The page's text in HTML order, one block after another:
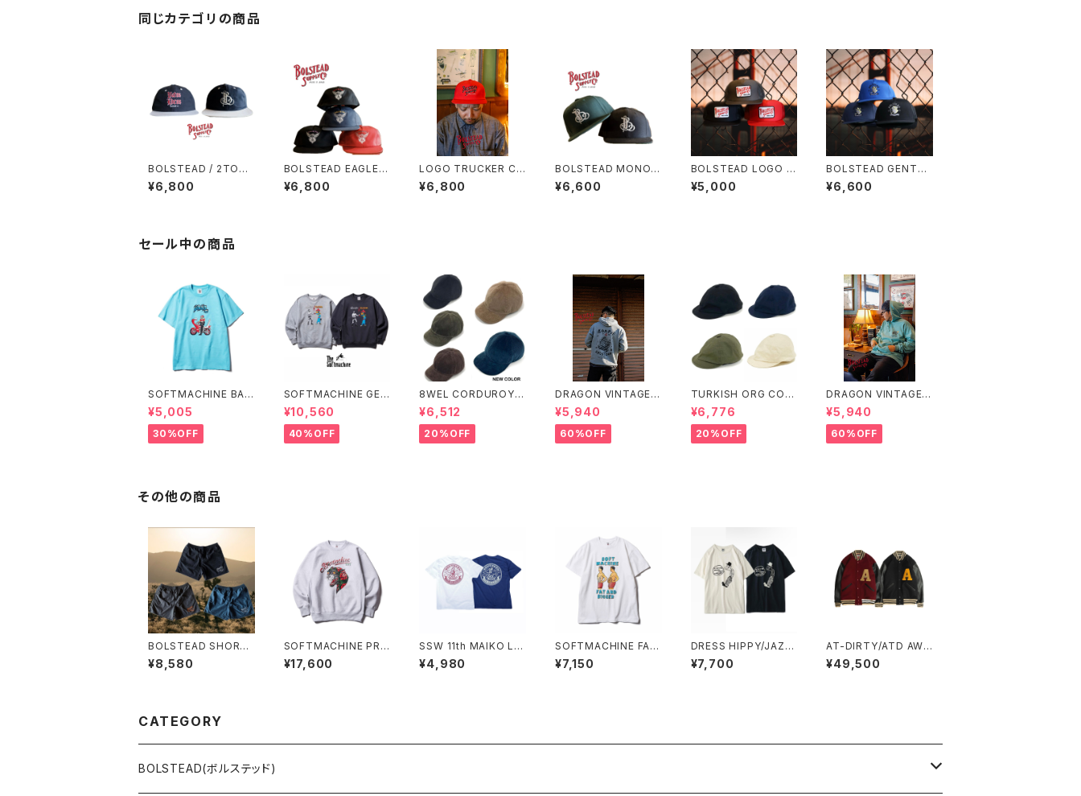
同じカテゴリの商品
BOLSTEAD / 2TONE
CAP 2トーンキャップ
¥6,800
BOLSTEAD EAGLE 5
PANEL CAP (4color)
¥6,800
LOGO TRUCKER CA
P(3カラー) トラッカー
キャップ
¥6,800
BOLSTEAD MONOG
RAM CAP(2color)
¥6,600
BOLSTEAD LOGO M
ESHCAP(3カラー) メ
ッシュキャップ
¥5,000
BOLSTEAD GENTLE
TIGER TRUCKER CA
P トラッカーキャップ
¥6,600
セール中の商品
SOFTMACHINE BAR
I BARI-T (T-SHIRT
S)
¥5,005
30%OFF
SOFTMACHINE GEN
ERATION SWEAT (C
REW NECK SWEAT)
¥10,560
40%OFF
8WEL CORDUROY C
AP
¥6,512
20%OFF
DRAGON VINTAGE
HOODIE(GRAY)
¥5,940
60%OFF
TURKISH ORG COT
TON RIPSTOP POS
TMAN
¥6,776
20%OFF
DRAGON VINTAGE
HOODIE (MINT)
¥5,940
60%OFF
その他の商品
BOLSTEAD SHORT
PANTS(3色展開）
¥8,580
SOFTMACHINE PRE
TEND SWEAT
¥17,600
SSW 11th MAIKO LO
GO S/S T-SHIRT(W
HITE,INDIGO)
¥4,980
SOFTMACHINE FAT
AND BIGGER TEE
¥7,150
DRESS HIPPY/JAZZ
MAN S/S TEE
¥7,700
AT-DIRTY/ATD AWA
RD JACKET
¥49,500
CATEGORY
BOLSTEAD(ボルステッド)